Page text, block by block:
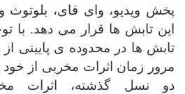
پخش ویدیو، وای فای،
این تابش ها قرار می دهد. با
تابش ها در محدوده ی پایینی از
مرور زمان اثرات مخربی از
دو نسل گذشته، اثرات